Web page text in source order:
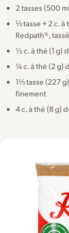
2 tasses (500
⅓ tasse + 2 c. à
Redpath®,
½ c. à thé (1 g)
¼ c. à thé (2 g)
1⅓ tasse (227
finement
4 c. à thé (8 g)